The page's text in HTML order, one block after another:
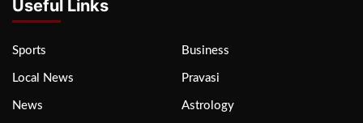
Useful Links
Sports Business
Local News Pravasi
News Astrology